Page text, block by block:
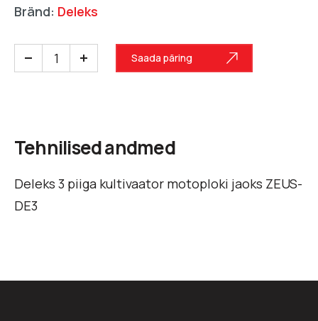
Bränd: Deleks
Saada päring
Tehnilised andmed
Deleks 3 piiga kultivaator motoploki jaoks ZEUS-
DE3